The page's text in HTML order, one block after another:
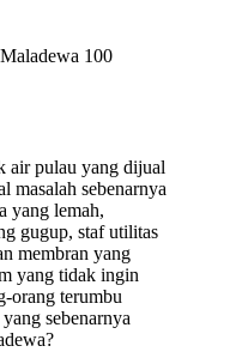
100
air pulau yang dijual
masalah sebenarnya
yang lemah,
gugup, staf utilitas
membran yang
yang tidak ingin
orang terumbu
sebenarnya